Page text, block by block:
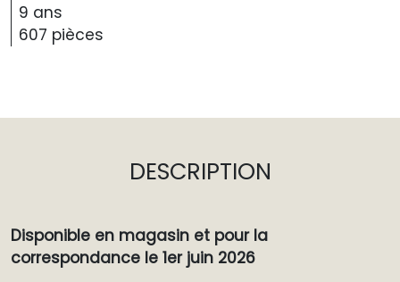
9 ans
607 pièces
DESCRIPTION
Disponible en magasin et pour la
correspondance le 1er juin 2026